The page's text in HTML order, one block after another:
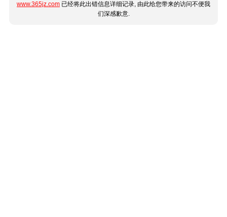
www.365jz.com 已经将此出错信息详细记录, 由此给您带来的访问不便我
们深感歉意.